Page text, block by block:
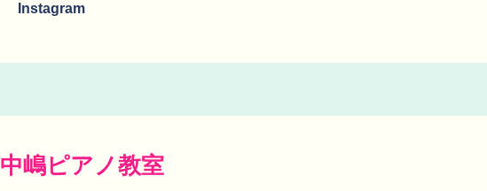
Instagram
中嶋ピアノ教室